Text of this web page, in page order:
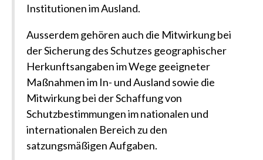
Institutionen im Ausland.
Ausserdem gehören auch die Mitwirkung bei
der Sicherung des Schutzes geographischer
Herkunftsangaben im Wege geeigneter
Maßnahmen im In- und Ausland sowie die
Mitwirkung bei der Schaffung von
Schutzbestimmungen im nationalen und
internationalen Bereich zu den
satzungsmäßigen Aufgaben.